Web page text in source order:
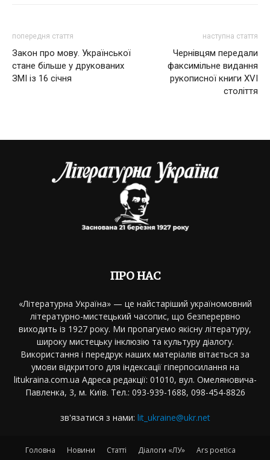
попередня стаття
Закон про мову. Української
стане більше у друкованих
ЗМІ із 16 січня
наступна стаття
Чернівцям передали
факсимільне видання
рукописної книги XVI
століття
ПРО НАС
«Літературна Україна» — це найстаріший україномовний
літературно-мистецький часопис, що безперервно
виходить із 1927 року. Ми пропагуємо якісну літературу,
широку мистецьку інклюзію та культуру діалогу.
Використання і передрук наших матеріалів вітається за
умови відкритого для індексації гіперпосилання на
litukraina.com.ua Адреса редакції: 01010, вул. Омеляновича-
Павленка, 3, м. Київ. Тел.: 093-939-1688, 098-454-8826
зв'язатися з нами: lit_ukraine@ukr.net
Головна Новини Статті Діалоги «ЛУ»
Ars poetica